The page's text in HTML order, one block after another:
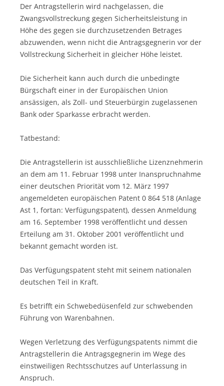
Der Antragstellerin wird nachgelassen, die
Zwangsvollstreckung gegen Sicherheitsleistung in
Höhe des gegen sie durchzusetzenden Betrages
abzuwenden, wenn nicht die Antragsgegnerin vor der
Vollstreckung Sicherheit in gleicher Höhe leistet.
Die Sicherheit kann auch durch die unbedingte
Bürgschaft einer in der Europäischen Union
ansässigen, als Zoll- und Steuerbürgin zugelassenen
Bank oder Sparkasse erbracht werden.
Tatbestand:
Die Antragstellerin ist ausschließliche Lizenznehmerin
an dem am 11. Februar 1998 unter Inanspruchnahme
einer deutschen Priorität vom 12. März 1997
angemeldeten europäischen Patent 0 864 518 (Anlage
Ast 1, fortan: Verfügungspatent), dessen Anmeldung
am 16. September 1998 veröffentlicht und dessen
Erteilung am 31. Oktober 2001 veröffentlicht und
bekannt gemacht worden ist.
Das Verfügungspatent steht mit seinem nationalen
deutschen Teil in Kraft.
Es betrifft ein Schwebedüsenfeld zur schwebenden
Führung von Warenbahnen.
Wegen Verletzung des Verfügungspatents nimmt die
Antragstellerin die Antragsgegnerin im Wege des
einstweiligen Rechtsschutzes auf Unterlassung in
Anspruch.